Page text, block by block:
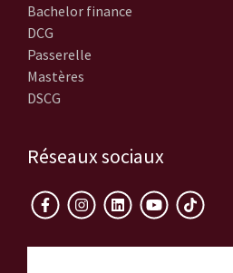
Bachelor finance
DCG
Passerelle
Mastères
DSCG
Réseaux sociaux